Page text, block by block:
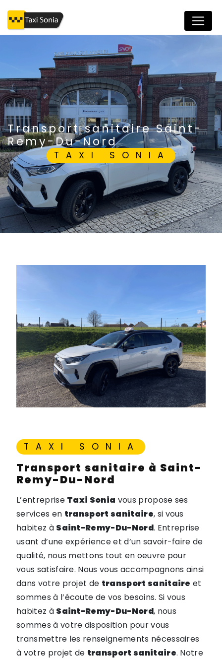
transport sanitaire Saint-
Remy-Du-Nord
TAXI SONIA
TAXI SONIA
transport sanitaire à Saint-
Remy-Du-Nord
L’entreprise Taxi Sonia vous propose ses
services en transport sanitaire, si vous
habitez à Saint-Remy-Du-Nord. Entreprise
usant d’une expérience et d’un savoir-faire de
qualité, nous mettons tout en oeuvre pour
vous satisfaire. Nous vous accompagnons ainsi
dans votre projet de transport sanitaire et
sommes à l’écoute de vos besoins. Si vous
habitez à Saint-Remy-Du-Nord, nous
sommes à votre disposition pour vous
transmettre les renseignements nécessaires
à votre projet de transport sanitaire. Notre